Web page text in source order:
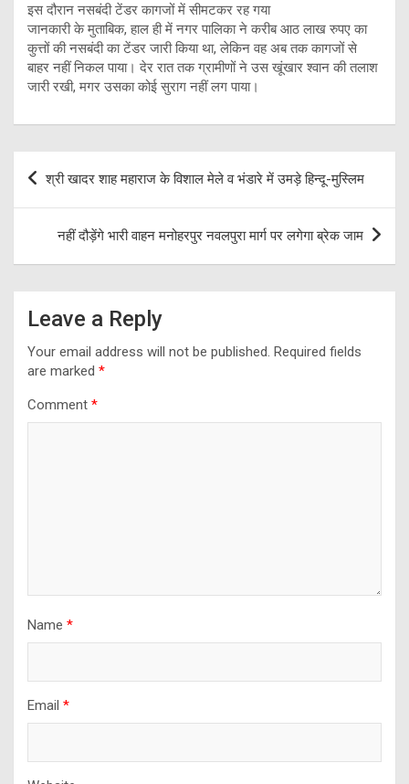
इस दौरान नसबंदी टेंडर कागजों में सीमटकर रह गया
जानकारी के मुताबिक, हाल ही में नगर पालिका ने करीब आठ लाख रुपए का
कुत्तों की नसबंदी का टेंडर जारी किया था, लेकिन वह अब तक कागजों से
बाहर नहीं निकल पाया। देर रात तक ग्रामीणों ने उस खूंखार श्वान की तलाश
जारी रखी, मगर उसका कोई सुराग नहीं लग पाया।
Post
navigation
श्री खादर शाह महाराज के विशाल मेले व भंडारे में उमड़े हिन्दू-मुस्लिम
नहीं दौड़ेंगे भारी वाहन मनोहरपुर नवलपुरा मार्ग पर लगेगा ब्रेक जाम
Leave a Reply
Your email address will not be published. Required fields
are marked *
Comment *
Name *
Email *